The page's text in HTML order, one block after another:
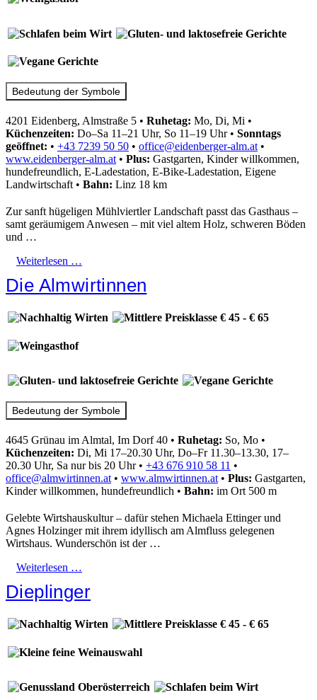
Bedeutung der Symbole
4201 Eidenberg, Almstraße 5 • Ruhetag: Mo, Di, Mi •
Küchenzeiten: Do–Sa 11–21 Uhr, So 11–19 Uhr• Sonntags
geöffnet: • +43 7239 50 50 • office@eidenberger-alm.at •
www.eidenberger-alm.at • Plus: Gastgarten, Kinder willkommen,
hundefreundlich, E-Ladestation, E-Bike-Ladestation, Eigene
Landwirtschaft • Bahn: Linz 18 km
Zur sanft hügeligen Mühlviertler Landschaft passt das Gasthaus –
samt geräumigem Anwesen – mit viel altem Holz, schweren Böden
und …
Weiterlesen …
Die Almwirtinnen
Bedeutung der Symbole
4645 Grünau im Almtal, Im Dorf 40 • Ruhetag: So, Mo •
Küchenzeiten: Di, Mi 17–20.30 Uhr, Do–Fr 11.30–13.30, 17–
20.30 Uhr, Sa nur bis 20 Uhr• +43 676 910 58 11 •
office@almwirtinnen.at • www.almwirtinnen.at • Plus: Gastgarten,
Kinder willkommen, hundefreundlich • Bahn: im Ort 500 m
Gelebte Wirtshauskultur – dafür stehen Michaela Ettinger und
Agnes Holzinger mit ihrem idyllisch am Almfluss gelegenen
Wirtshaus. Wunderschön ist der …
Weiterlesen …
Dieplinger